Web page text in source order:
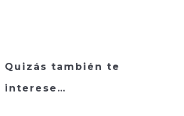
Quizás también te
interese…